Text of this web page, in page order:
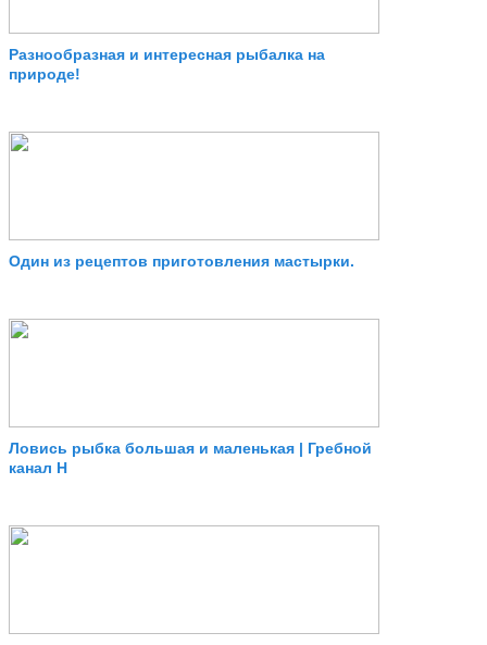
Разнообразная и интересная рыбалка на
природе!
Один из рецептов приготовления мастырки.
Ловись рыбка большая и маленькая | Гребной
канал Н